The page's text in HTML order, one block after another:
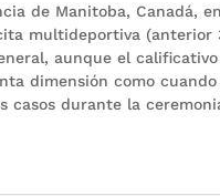
de Manitoba, Canadá,
multideportiva (anterior
aunque el
dimensión como
casos durante la